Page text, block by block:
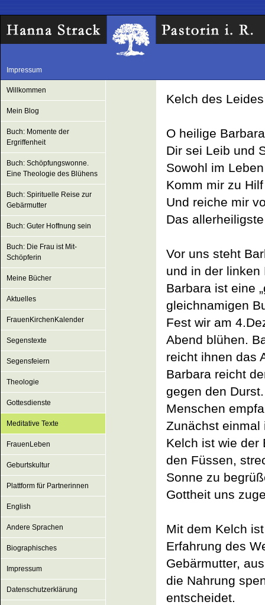
Impressum
Willkommen
Mein Blog
Buch: Momente der
Ergriffenheit
Buch: Schöpfungswonne.
Eine Theologie des Blühens
Buch: Spirituelle Reise zur
Gebärmutter
Buch: Guter Hoffnung sein
Buch: Die Frau ist Mit-
Schöpferin
Meine Bücher
Aktuelles
FrauenKirchenKalender
Segenstexte
Segensfeiern
Theologie
Gottesdienste
Meditative Texte
FrauenLeben
Geburtskultur
Plattform für Partnerinnen
English
Andere Sprachen
Biographisches
Impressum
Datenschutzerklärung
Kelch des
O heilige
Dir sei Leib und
Sowohl im
Komm mir zu
Und reiche mir
Das
Vor uns steht
und in der linken
Barbara ist eine
gleichnamigen
Fest wir am
Abend blühen.
reicht ihnen das
Barbara reicht
gegen den
Menschen
Zunächst einmal
Kelch ist wie der
den Füssen,
Sonne zu
Gottheit uns
Mit dem Kelch
Erfahrung des
Gebärmutter,
die Nahrung
entscheidet.